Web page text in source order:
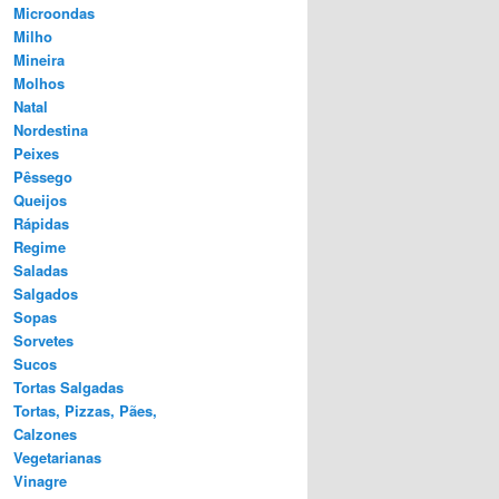
Microondas
Milho
Mineira
Molhos
Natal
Nordestina
Peixes
Pêssego
Queijos
Rápidas
Regime
Saladas
Salgados
Sopas
Sorvetes
Sucos
Tortas Salgadas
Tortas, Pizzas, Pães,
Calzones
Vegetarianas
Vinagre